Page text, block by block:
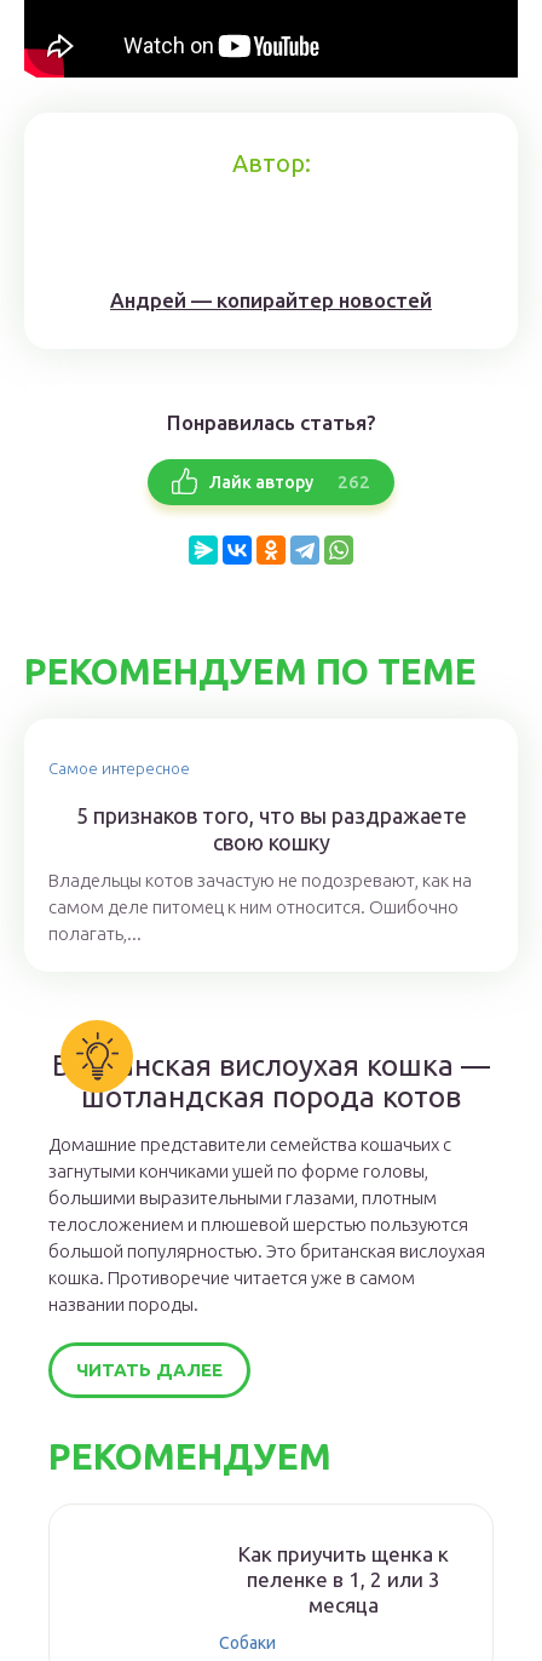
Автор:
Андрей — копирайтер новостей
Понравилась статья?
Лайк автору 262
РЕКОМЕНДУЕМ ПО ТЕМЕ
Самое интересное
5 признаков того, что вы раздражаете
свою кошку
Владельцы котов зачастую не подозревают, как на
самом деле питомец к ним относится. Ошибочно
полагать,...
Британская вислоухая кошка —
шотландская порода котов
Домашние представители семейства кошачьих с
загнутыми кончиками ушей по форме головы,
большими выразительными глазами, плотным
телосложением и плюшевой шерстью пользуются
большой популярностью. Это британская вислоухая
кошка. Противоречие читается уже в самом
названии породы.
ЧИТАТЬ ДАЛЕЕ
РЕКОМЕНДУЕМ
Как приучить щенка к
пеленке в 1, 2 или 3
месяца
Собаки